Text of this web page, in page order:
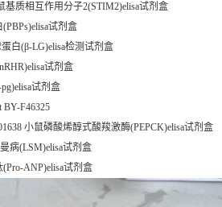
质相互作用分子2(STIM2)elisa试剂盒
试剂盒
白(β-LG)elisa检测试剂盒
试剂盒
试剂盒
BY-F46325
小鼠磷酸烯醇式酸羧激酶(PEPCK)elisa试剂盒
病(LSM)elisa试剂盒
ANP)elisa试剂盒